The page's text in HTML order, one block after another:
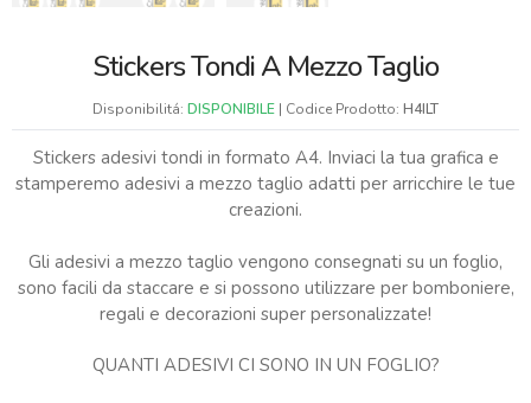
Stickers Tondi A Mezzo Taglio
Disponibilitá: DISPONIBILE | Codice Prodotto: H4ILT
Stickers adesivi tondi in formato A4. Inviaci la tua grafica e
stamperemo adesivi a mezzo taglio adatti per arricchire le tue
creazioni.
Gli adesivi a mezzo taglio vengono consegnati su un foglio,
sono facili da staccare e si possono utilizzare per bomboniere,
regali e decorazioni super personalizzate!
QUANTI ADESIVI CI SONO IN UN FOGLIO?